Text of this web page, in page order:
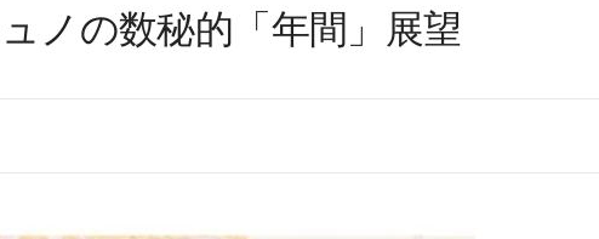
ノの数秘的「年間」展望